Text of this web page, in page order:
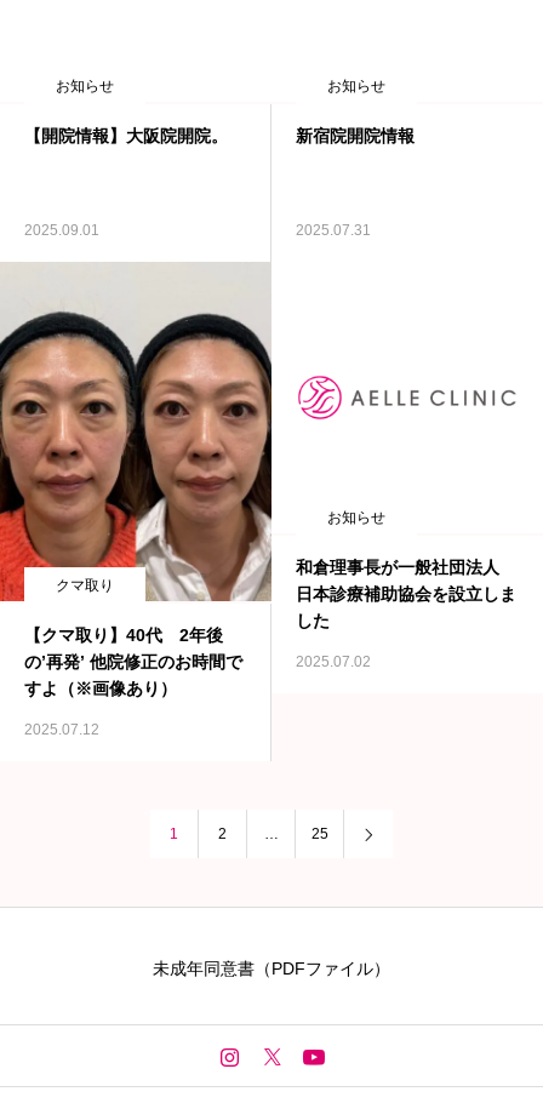
お知らせ
【開院情報】大阪院開院。
2025.09.01
お知らせ
新宿院開院情報
2025.07.31
クマ取り
【クマ取り】40代 2年後
の’再発’ 他院修正のお時間で
すよ（※画像あり）
2025.07.12
お知らせ
和倉理事長が一般社団法人
日本診療補助協会を設立しま
した
2025.07.02
1 2 25
未成年同意書（PDFファイル）